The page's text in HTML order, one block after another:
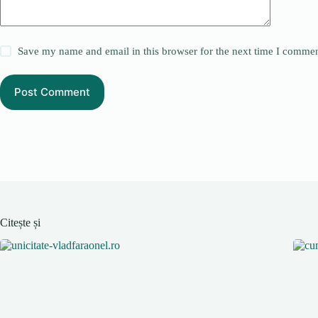
Save my name and email in this browser for the next time I
Post Comment
Citește și